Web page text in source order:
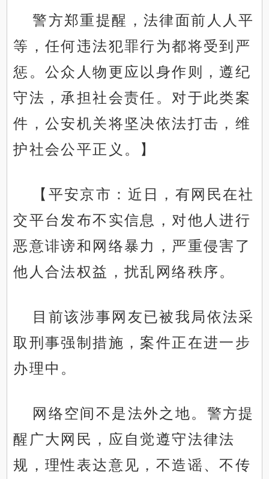
警方郑重提醒，法律面前人人平
等，任何违法犯罪行为都将受到严
惩。公众人物更应以身作则，遵纪
守法，承担社会责任。对于此类案
件，公安机关将坚决依法打击，维
护社会公平正义。】
【平安京市：近日，有网民在社
交平台发布不实信息，对他人进行
恶意诽谤和网络暴力，严重侵害了
他人合法权益，扰乱网络秩序。
目前该涉事网友已被我局依法采
取刑事强制措施，案件正在进一步
办理中。
网络空间不是法外之地。警方提
醒广大网民，应自觉遵守法律法
规，理性表达意见，不造谣、不传